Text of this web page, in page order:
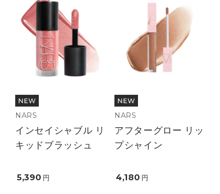
NARS
インセイシャブル リ
キッドブラッシュ
5,390 円
NARS
アフターグロー リッ
プシャイン
4,180 円